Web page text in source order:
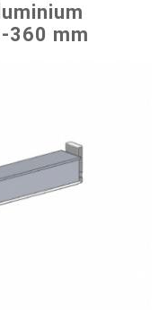
360 mm